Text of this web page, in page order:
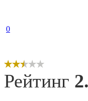
0
Рейтинг